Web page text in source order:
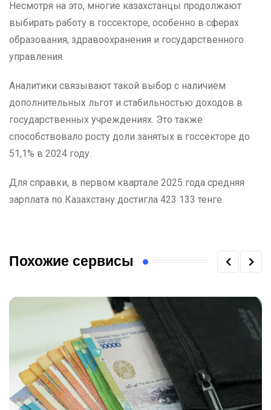
Несмотря на это, многие казахстанцы продолжают
выбирать работу в госсекторе, особенно в сферах
образования, здравоохранения и государственного
управления.
Аналитики связывают такой выбор с наличием
дополнительных льгот и стабильностью доходов в
государственных учреждениях. Это также
способствовало росту доли занятых в госсекторе до
51,1% в 2024 году.
Для справки, в первом квартале 2025 года средняя
зарплата по Казахстану достигла 423 133 тенге.
Похожие сервисы